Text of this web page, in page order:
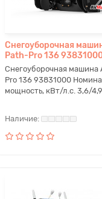
Снегоуборочная
Path-Pro 136
Снегоуборочная машина
Pro 136 93831000
мощность, кВт/л.с. 3,6/